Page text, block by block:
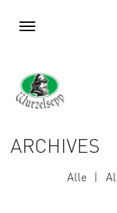
M
ARCHIVES
Alle